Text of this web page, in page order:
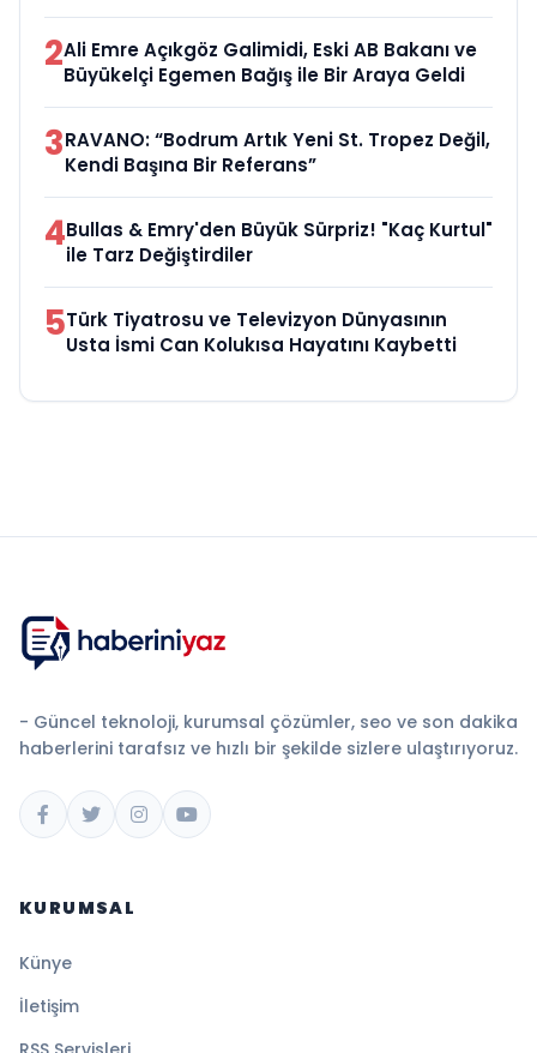
2Ali Emre Açıkgöz Galimidi, Eski AB Bakanı ve
Büyükelçi Egemen Bağış ile Bir Araya Geldi
3RAVANO: “Bodrum Artık Yeni St. Tropez Değil,
Kendi Başına Bir Referans”
4Bullas & Emry'den Büyük Sürpriz! "Kaç Kurtul"
ile Tarz Değiştirdiler
5Türk Tiyatrosu ve Televizyon Dünyasının
Usta İsmi Can Kolukısa Hayatını Kaybetti
- Güncel teknoloji, kurumsal çözümler, seo ve son dakika
haberlerini tarafsız ve hızlı bir şekilde sizlere ulaştırıyoruz.
KURUMSAL
Künye
İletişim